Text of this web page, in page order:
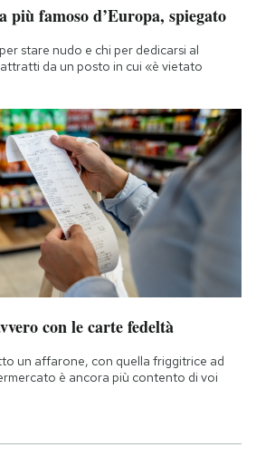
famoso d’Europa, spiegato
stare nudo e chi per dedicarsi al
da un posto in cui «è vietato
con le carte fedeltà
un affarone, con quella friggitrice ad
è ancora più contento di voi